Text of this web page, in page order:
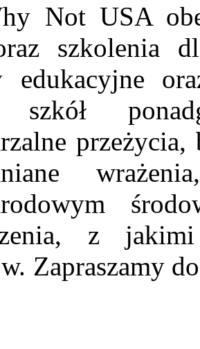
Not USA
szkolenia
edukacyjne
szkół
przeżycia,
z
Zapraszamy